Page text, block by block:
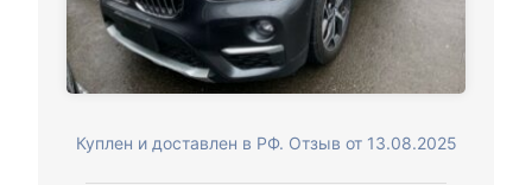
Куплен и доставлен в РФ. Отзыв от 13.08.2025